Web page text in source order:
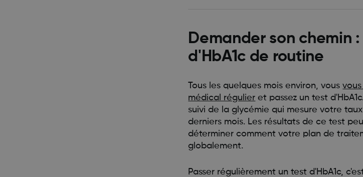
Demander son chemin
d'HbA1c de routine
Tous les quelques mois environ, vous
médical régulier et passez un test
suivi de la glycémie qui mesure votre
derniers mois. Les résultats de ce test
déterminer comment votre plan de
globalement.
Passer régulièrement un test d'HbA1c,